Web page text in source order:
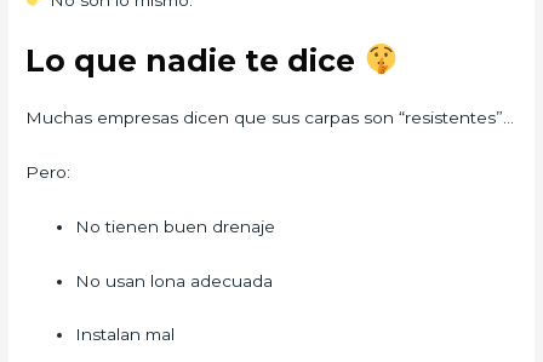
Lo que nadie te dice
Muchas empresas dicen que sus carpas son “resistentes”…
Pero:
No tienen buen drenaje
No usan lona adecuada
Instalan mal